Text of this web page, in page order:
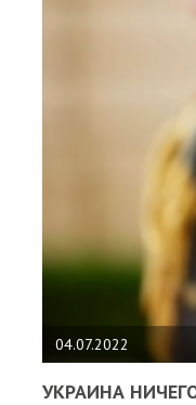
04.07.2022
УКРАИНА